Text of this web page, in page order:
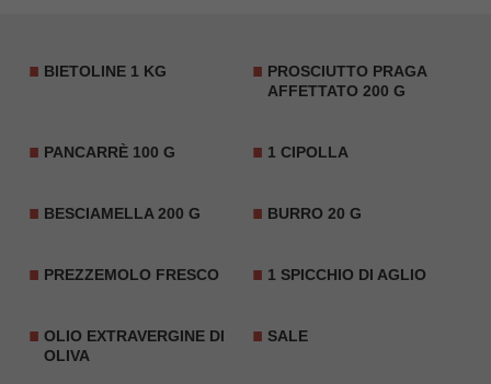
BIETOLINE 1 KG
PROSCIUTTO PRAGA
AFFETTATO 200 G
PANCARRÈ 100 G 1 CIPOLLA
BESCIAMELLA 200 G BURRO 20 G
PREZZEMOLO FRESCO 1 SPICCHIO DI AGLIO
OLIO EXTRAVERGINE DI
OLIVA
SALE